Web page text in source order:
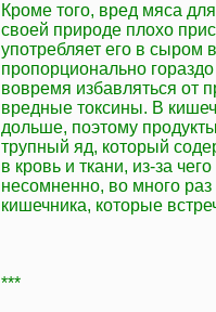
Кроме того, вред мяса
своей природе плохо
употребляет его в сыром
пропорционально
вовремя избавляться от
вредные токсины. В
дольше, поэтому
трупный яд, который
в кровь и ткани, из-за
несомненно, во много
кишечника, которые
***